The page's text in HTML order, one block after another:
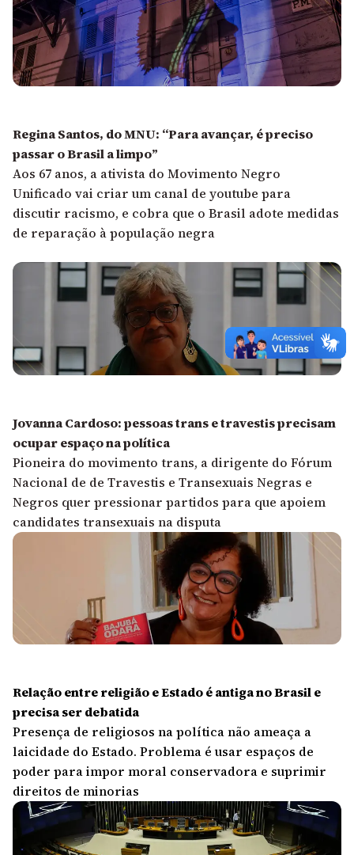
Regina Santos, do MNU: “Para avançar, é preciso
passar o Brasil a limpo”
Aos 67 anos, a ativista do Movimento Negro
Unificado vai criar um canal de youtube para
discutir racismo, e cobra que o Brasil adote medidas
de reparação à população negra
Jovanna Cardoso: pessoas trans e travestis precisam
ocupar espaço na política
Pioneira do movimento trans, a dirigente do Fórum
Nacional de de Travestis e Transexuais Negras e
Negros quer pressionar partidos para que apoiem
candidates transexuais na disputa
Relação entre religião e Estado é antiga no Brasil e
precisa ser debatida
Presença de religiosos na política não ameaça a
laicidade do Estado. Problema é usar espaços de
poder para impor moral conservadora e suprimir
direitos de minorias